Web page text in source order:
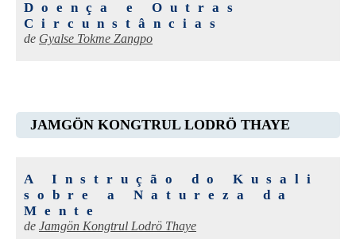
Doença e Outras
Circunstâncias
de Gyalse Tokme Zangpo
JAMGÖN KONGTRUL LODRÖ THAYE
A Instrução do Kusali
sobre a Natureza da
Mente
de Jamgön Kongtrul Lodrö Thaye